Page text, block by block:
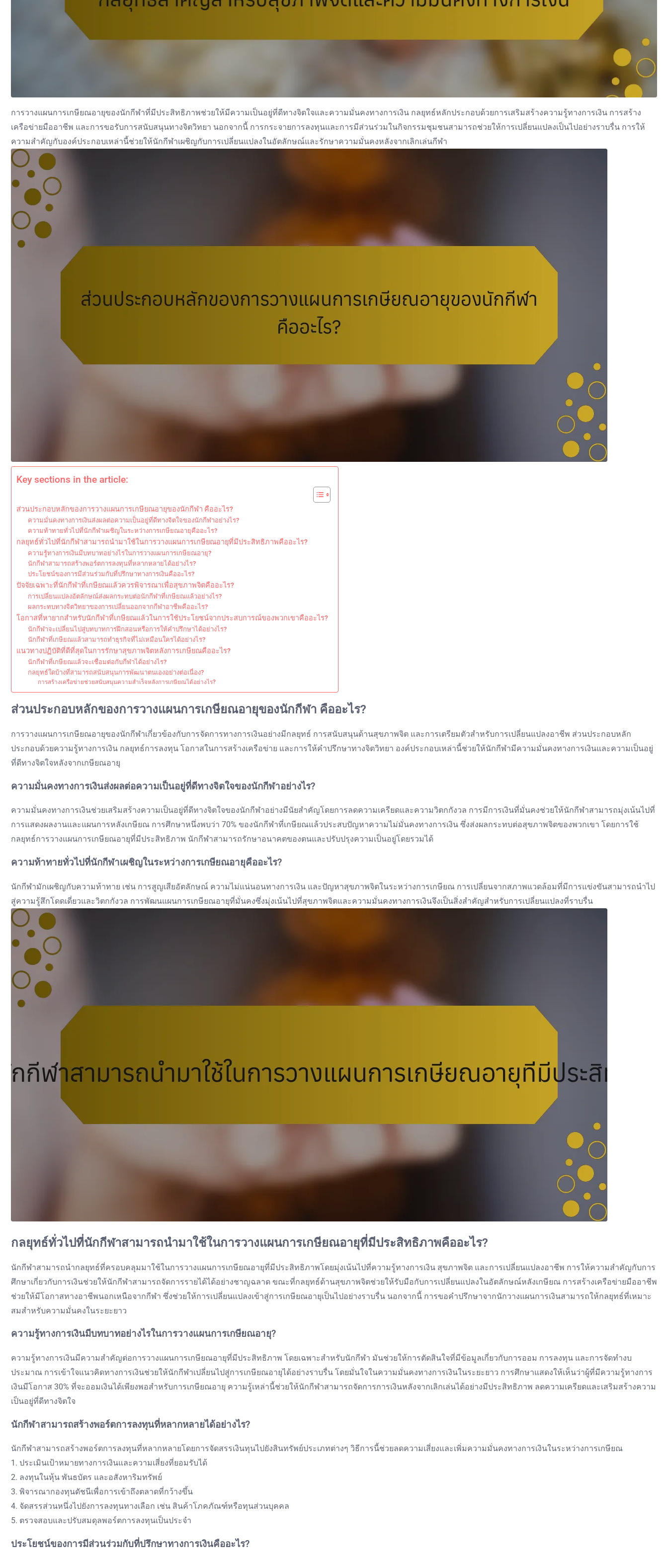
การวางแผนการเกษียณอายุของนักกีฬาที่มีประสิทธิภาพช่วยให้มีความเป็นอยู่ที่ดีทางจิตใจและความมั่นคงทางการเงิน กลยุทธ์หลักประกอบด้วยการเสริมสร้างความรู้ทางการเงิน การสร้าง
เครือข่ายมืออาชีพ และการขอรับการสนับสนุนทางจิตวิทยา นอกจากนี้ การกระจายการลงทุนและการมีส่วนร่วมในกิจกรรมชุมชนสามารถช่วยให้การเปลี่ยนแปลงเป็นไปอย่างราบรื่น การให้
ความสำคัญกับองค์ประกอบเหล่านี้ช่วยให้นักกีฬาเผชิญกับการเปลี่ยนแปลงในอัตลักษณ์และรักษาความมั่นคงหลังจากเลิกเล่นกีฬา
Key sections in the article:
ส่วนประกอบหลักของการวางแผนการเกษียณอายุของนักกีฬา คืออะไร?
ความมั่นคงทางการเงินส่งผลต่อความเป็นอยู่ที่ดีทางจิตใจของนักกีฬาอย่างไร?
ความท้าทายทั่วไปที่นักกีฬาเผชิญในระหว่างการเกษียณอายุคืออะไร?
กลยุทธ์ทั่วไปที่นักกีฬาสามารถนำมาใช้ในการวางแผนการเกษียณอายุที่มีประสิทธิภาพคืออะไร?
ความรู้ทางการเงินมีบทบาทอย่างไรในการวางแผนการเกษียณอายุ?
นักกีฬาสามารถสร้างพอร์ตการลงทุนที่หลากหลายได้อย่างไร?
ประโยชน์ของการมีส่วนร่วมกับที่ปรึกษาทางการเงินคืออะไร?
ปัจจัยเฉพาะที่นักกีฬาที่เกษียณแล้วควรพิจารณาเพื่อสุขภาพจิตคืออะไร?
การเปลี่ยนแปลงอัตลักษณ์ส่งผลกระทบต่อนักกีฬาที่เกษียณแล้วอย่างไร?
ผลกระทบทางจิตวิทยาของการเปลี่ยนออกจากกีฬาอาชีพคืออะไร?
โอกาสที่หายากสำหรับนักกีฬาที่เกษียณแล้วในการใช้ประโยชน์จากประสบการณ์ของพวกเขาคืออะไร?
นักกีฬาจะเปลี่ยนไปสู่บทบาทการฝึกสอนหรือการให้คำปรึกษาได้อย่างไร?
นักกีฬาที่เกษียณแล้วสามารถทำธุรกิจที่ไม่เหมือนใครได้อย่างไร?
แนวทางปฏิบัติที่ดีที่สุดในการรักษาสุขภาพจิตหลังการเกษียณคืออะไร?
นักกีฬาที่เกษียณแล้วจะเชื่อมต่อกับกีฬาได้อย่างไร?
กลยุทธ์ใดบ้างที่สามารถสนับสนุนการพัฒนาตนเองอย่างต่อเนื่อง?
การสร้างเครือข่ายช่วยสนับสนุนความสำเร็จหลังการเกษียณได้อย่างไร?
ส่วนประกอบหลักของการวางแผนการเกษียณอายุของนักกีฬา คืออะไร?
การวางแผนการเกษียณอายุของนักกีฬาเกี่ยวข้องกับการจัดการทางการเงินอย่างมีกลยุทธ์ การสนับสนุนด้านสุขภาพจิต และการเตรียมตัวสำหรับการเปลี่ยนแปลงอาชีพ ส่วนประกอบหลัก
ประกอบด้วยความรู้ทางการเงิน กลยุทธ์การลงทุน โอกาสในการสร้างเครือข่าย และการให้คำปรึกษาทางจิตวิทยา องค์ประกอบเหล่านี้ช่วยให้นักกีฬามีความมั่นคงทางการเงินและความเป็นอยู่
ที่ดีทางจิตใจหลังจากเกษียณอายุ
ความมั่นคงทางการเงินส่งผลต่อความเป็นอยู่ที่ดีทางจิตใจของนักกีฬาอย่างไร?
ความมั่นคงทางการเงินช่วยเสริมสร้างความเป็นอยู่ที่ดีทางจิตใจของนักกีฬาอย่างมีนัยสำคัญโดยการลดความเครียดและความวิตกกังวล การมีการเงินที่มั่นคงช่วยให้นักกีฬาสามารถมุ่งเน้นไปที่
การแสดงผลงานและแผนการหลังเกษียณ การศึกษาหนึ่งพบว่า 70% ของนักกีฬาที่เกษียณแล้วประสบปัญหาความไม่มั่นคงทางการเงิน ซึ่งส่งผลกระทบต่อสุขภาพจิตของพวกเขา โดยการใช้
กลยุทธ์การวางแผนการเกษียณอายุที่มีประสิทธิภาพ นักกีฬาสามารถรักษาอนาคตของตนและปรับปรุงความเป็นอยู่โดยรวมได้
ความท้าทายทั่วไปที่นักกีฬาเผชิญในระหว่างการเกษียณอายุคืออะไร?
นักกีฬามักเผชิญกับความท้าทาย เช่น การสูญเสียอัตลักษณ์ ความไม่แน่นอนทางการเงิน และปัญหาสุขภาพจิตในระหว่างการเกษียณ การเปลี่ยนจากสภาพแวดล้อมที่มีการแข่งขันสามารถนำไป
สู่ความรู้สึกโดดเดี่ยวและวิตกกังวล การพัฒนแผนการเกษียณอายุที่มั่นคงซึ่งมุ่งเน้นไปที่สุขภาพจิตและความมั่นคงทางการเงินจึงเป็นสิ่งสำคัญสำหรับการเปลี่ยนแปลงที่ราบรื่น
กลยุทธ์ทั่วไปที่นักกีฬาสามารถนำมาใช้ในการวางแผนการเกษียณอายุที่มีประสิทธิภาพคืออะไร?
นักกีฬาสามารถนำกลยุทธ์ที่ครอบคลุมมาใช้ในการวางแผนการเกษียณอายุที่มีประสิทธิภาพโดยมุ่งเน้นไปที่ความรู้ทางการเงิน สุขภาพจิต และการเปลี่ยนแปลงอาชีพ การให้ความสำคัญกับการ
ศึกษาเกี่ยวกับการเงินช่วยให้นักกีฬาสามารถจัดการรายได้ได้อย่างชาญฉลาด ขณะที่กลยุทธ์ด้านสุขภาพจิตช่วยให้รับมือกับการเปลี่ยนแปลงในอัตลักษณ์หลังเกษียณ การสร้างเครือข่ายมืออาชีพ
ช่วยให้มีโอกาสทางอาชีพนอกเหนือจากกีฬา ซึ่งช่วยให้การเปลี่ยนแปลงเข้าสู่การเกษียณอายุเป็นไปอย่างราบรื่น นอกจากนี้ การขอคำปรึกษาจากนักวางแผนการเงินสามารถให้กลยุทธ์ที่เหมาะ
สมสำหรับความมั่นคงในระยะยาว
ความรู้ทางการเงินมีบทบาทอย่างไรในการวางแผนการเกษียณอายุ?
ความรู้ทางการเงินมีความสำคัญต่อการวางแผนการเกษียณอายุที่มีประสิทธิภาพ โดยเฉพาะสำหรับนักกีฬา มันช่วยให้การตัดสินใจที่มีข้อมูลเกี่ยวกับการออม การลงทุน และการจัดทำงบ
ประมาณ การเข้าใจแนวคิดทางการเงินช่วยให้นักกีฬาเปลี่ยนไปสู่การเกษียณอายุได้อย่างราบรื่น โดยมั่นใจในความมั่นคงทางการเงินในระยะยาว การศึกษาแสดงให้เห็นว่าผู้ที่มีความรู้ทางการ
เงินมีโอกาส 30% ที่จะออมเงินได้เพียงพอสำหรับการเกษียณอายุ ความรู้เหล่านี้ช่วยให้นักกีฬาสามารถจัดการการเงินหลังจากเลิกเล่นได้อย่างมีประสิทธิภาพ ลดความเครียดและเสริมสร้างความ
เป็นอยู่ที่ดีทางจิตใจ
นักกีฬาสามารถสร้างพอร์ตการลงทุนที่หลากหลายได้อย่างไร?
นักกีฬาสามารถสร้างพอร์ตการลงทุนที่หลากหลายโดยการจัดสรรเงินทุนไปยังสินทรัพย์ประเภทต่างๆ วิธีการนี้ช่วยลดความเสี่ยงและเพิ่มความมั่นคงทางการเงินในระหว่างการเกษียณ
1. ประเมินเป้าหมายทางการเงินและความเสี่ยงที่ยอมรับได้
2. ลงทุนในหุ้น พันธบัตร และอสังหาริมทรัพย์
3. พิจารณากองทุนดัชนีเพื่อการเข้าถึงตลาดที่กว้างขึ้น
4. จัดสรรส่วนหนึ่งไปยังการลงทุนทางเลือก เช่น สินค้าโภคภัณฑ์หรือทุนส่วนบุคคล
5. ตรวจสอบและปรับสมดุลพอร์ตการลงทุนเป็นประจำ
ประโยชน์ของการมีส่วนร่วมกับที่ปรึกษาทางการเงินคืออะไร?